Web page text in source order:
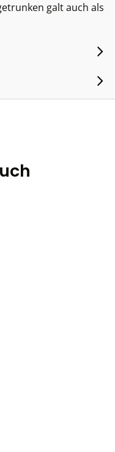
galt auch als